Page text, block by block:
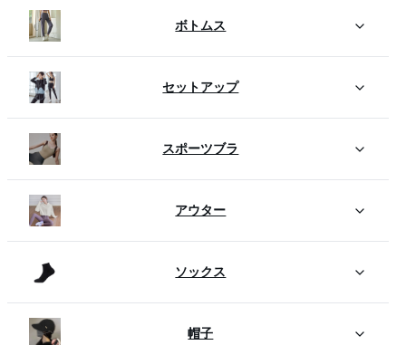
ボトムス
セットアップ
スポーツブラ
アウター
ソックス
帽子